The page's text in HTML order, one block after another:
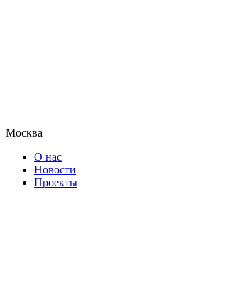
Москва
О нас
Новости
Проекты